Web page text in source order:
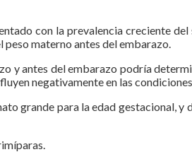
con la prevalencia creciente
materno antes del embarazo.
y antes del embarazo podría
negativamente en las
grande para la edad gestacional, y